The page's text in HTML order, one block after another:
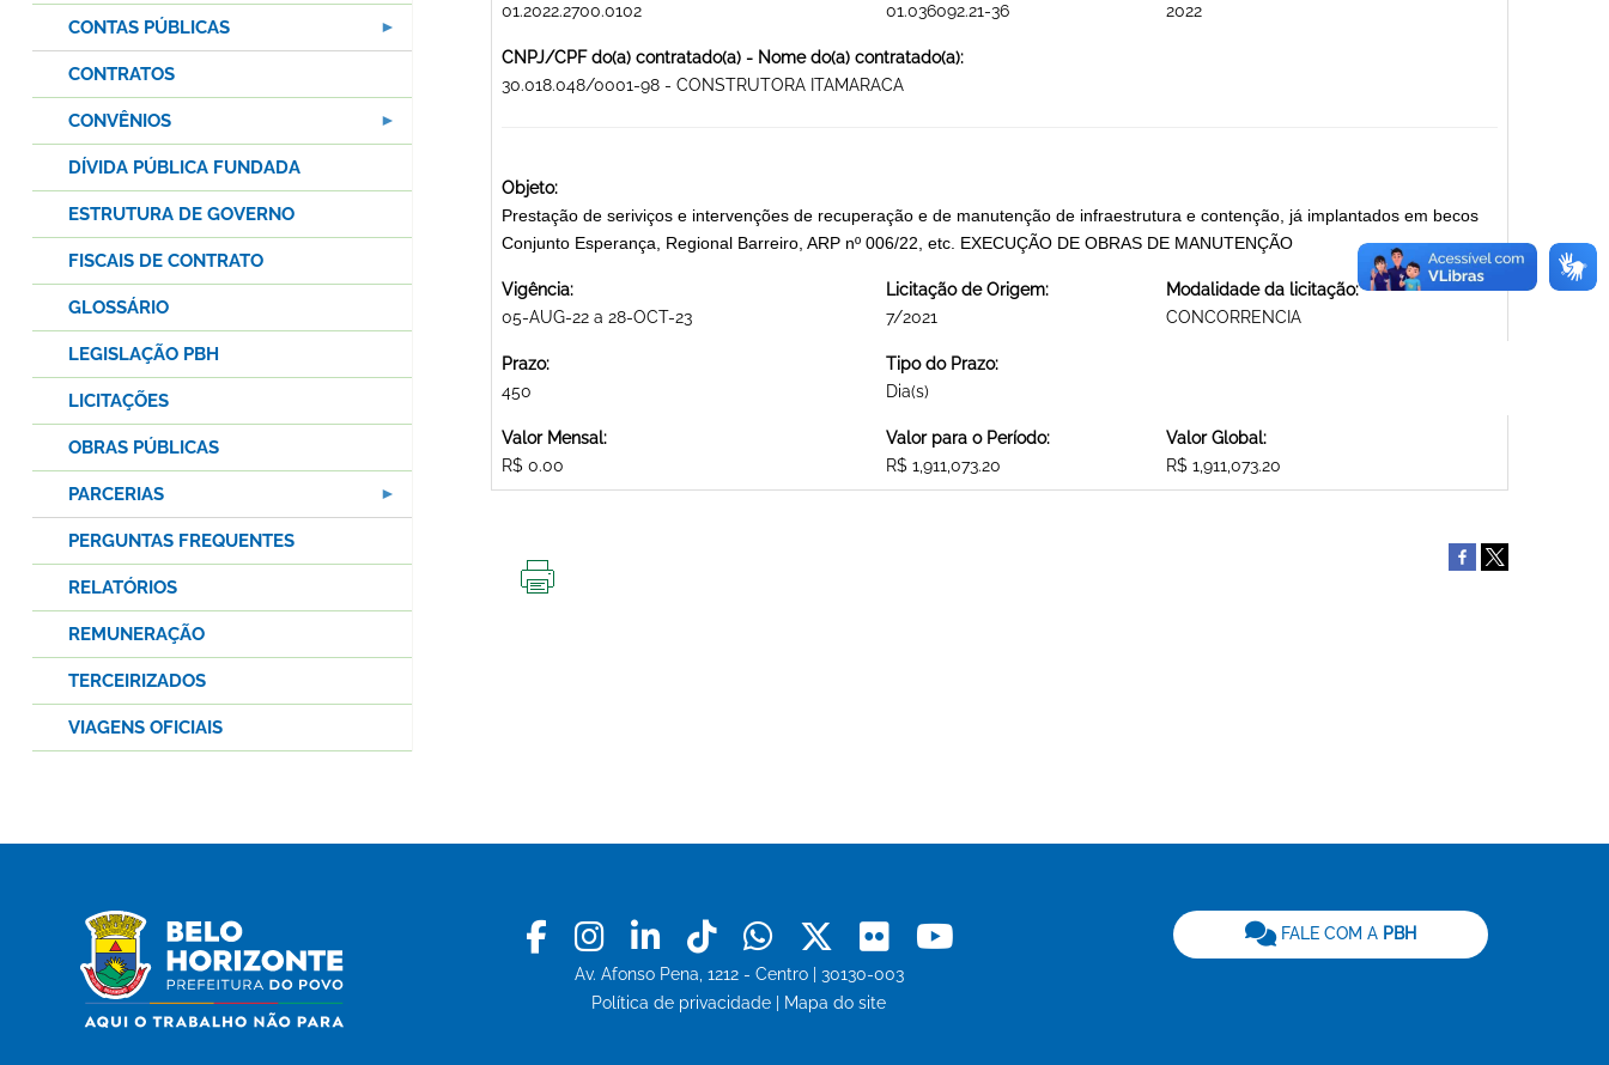
01.2022.2700.0102
01.036092.21-36
2022
CNPJ/CPF do(a) contratado(a) - Nome do(a) contratado(a):
30.018.048/0001-98 - CONSTRUTORA ITAMARACA
Objeto:
Prestação de seriviços e intervenções de recuperação e de manutenção de infraestrutura e contenção, já implantados em becos
Conjunto Esperança, Regional Barreiro, ARP nº 006/22, etc. EXECUÇÃO DE OBRAS DE MANUTENÇÃO
Vigência:
05-AUG-22 a 28-OCT-23
Licitação de Origem:
7/2021
Modalidade da licitação:
CONCORRENCIA
Prazo:
450
Tipo do Prazo:
Dia(s)
Valor Mensal:
R$ 0.00
Valor para o Período:
R$ 1,911,073.20
Valor Global:
R$ 1,911,073.20
CONTAS PÚBLICAS
CONTRATOS
CONVÊNIOS
DÍVIDA PÚBLICA FUNDADA
ESTRUTURA DE GOVERNO
FISCAIS DE CONTRATO
GLOSSÁRIO
LEGISLAÇÃO PBH
LICITAÇÕES
OBRAS PÚBLICAS
PARCERIAS
PERGUNTAS FREQUENTES
RELATÓRIOS
REMUNERAÇÃO
TERCEIRIZADOS
VIAGENS OFICIAIS
Facebook
Instagram
LinkedinTiktokWhatsapp
X Flickr
Av. Afonso Pena, 1212 - Centro | 30130-003
Política de privacidade
Mapa do site
FALE COM A PBH